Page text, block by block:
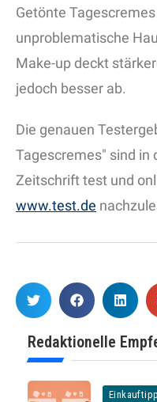
Getönte
unproblematische
Make-up deckt
jedoch besser ab.
Die genauen
Tagescremes" sind in
Zeitschrift test und
www.test.de
Redaktionelle